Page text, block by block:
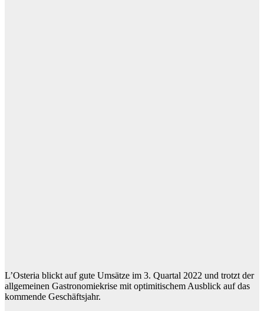
L’Osteria blickt auf gute Umsätze im 3. Quartal 2022 und trotzt der
allgemeinen Gastronomiekrise mit optimitischem Ausblick auf das
kommende Geschäftsjahr.